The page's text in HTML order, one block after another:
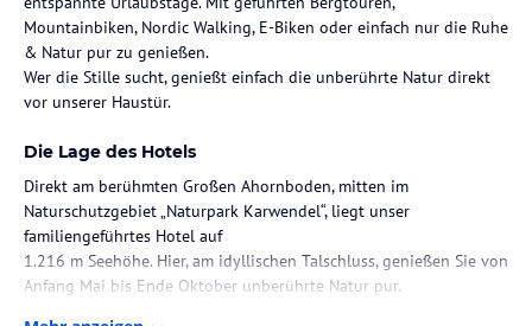
Mountainbiken, Nordic Walking, E-Biken oder einfach nur die Ruhe
& Natur pur zu genießen.
Wer die Stille sucht, genießt einfach die unberührte Natur direkt
vor unserer Haustür.
Die Lage des Hotels
Direkt am berühmten Großen Ahornboden, mitten im
Naturschutzgebiet „Naturpark Karwendel“, liegt unser
familiengeführtes Hotel auf
1.216 m Seehöhe. Hier, am idyllischen Talschluss, genießen Sie von
Anfang Mai bis Ende Oktober unberührte Natur pur.